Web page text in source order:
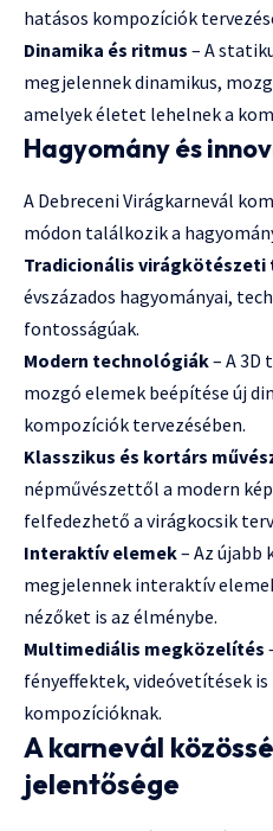
hatásos kompozíciók
Dinamika és ritmus – A
megjelennek dinamikus,
amelyek életet lehelnek a
Hagyomány és
A Debreceni Virágkarnevál
módon találkozik a
Tradicionális virágkötészeti
évszázados hagyományai,
fontosságúak.
Modern technológiák– A 3D
mozgó elemek beépítése új
kompozíciók tervezésében.
Klasszikus és kortárs
népművészettől a modern
felfedezhető a virágkocsik
Interaktív elemek– Az újabb
megjelennek interaktív
nézőket is az élménybe.
Multimediális megközelítés
fényeffektek, videóvetítések
kompozícióknak.
A karnevál
jelentősége